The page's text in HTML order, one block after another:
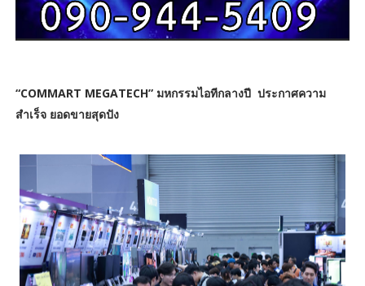
“COMMART MEGATECH” มหกรรมไอทีกลางปี ประกาศความ
สำเร็จ ยอดขายสุดปัง